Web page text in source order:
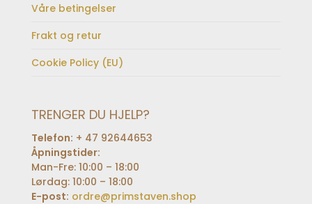
Våre betingelser
Frakt og retur
Cookie Policy (EU)
TRENGER DU HJELP?
Telefon: + 47 92644653
Åpningstider:
Man-Fre: 10:00 – 18:00
Lørdag: 10:00 – 18:00
E-post: ordre@primstaven.shop